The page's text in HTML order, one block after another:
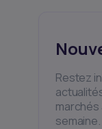
Restez
marchés
semaine.